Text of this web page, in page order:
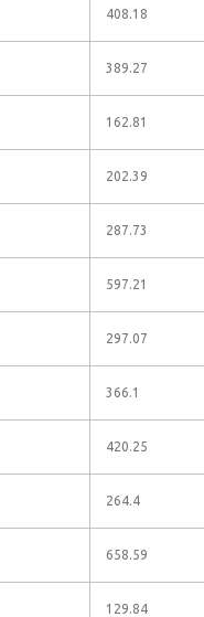
408.18
389.27
162.81
202.39
287.73
597.21
297.07
366.1
420.25
264.4
658.59
129.84